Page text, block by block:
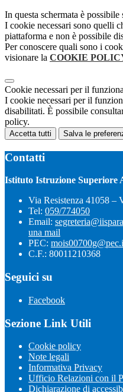
In questa schermata è
I cookie necessari sono quelli
piattaforma e non è possibile
Per conoscere quali sono i
visionare la COOKIE
Cookie necessari per il
I cookie necessari per il
disabilitati. È possibile
policy.
Accetta tutti Salva le
Contatti
Istituto Istruzione Superiore
Via Resistenza 41058
Tel: 059/774050
Email:
una mail
PEC:
C.F.: 80011210368
Seguici su
Facebook
Sezione Link Utili
Cookie policy
Note legali
Informativa Privacy
Ufficio Relazioni con il
Dichiarazione di